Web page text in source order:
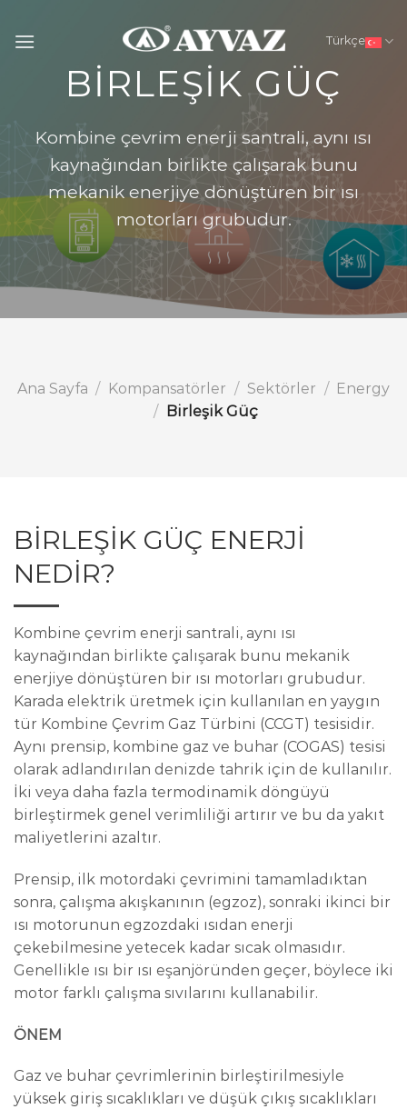
Türkçe
BİRLEŞİK GÜÇ
Kombine çevrim enerji santrali, aynı ısı
kaynağından birlikte çalışarak bunu
mekanik enerjiye dönüştüren bir ısı
motorları grubudur.
Ana Sayfa / Kompansatörler / Sektörler / Energy
/ Birleşik Güç
BİRLEŞİK GÜÇ ENERJİ
NEDİR?
Kombine çevrim enerji santrali, aynı ısı
kaynağından birlikte çalışarak bunu mekanik
enerjiye dönüştüren bir ısı motorları grubudur.
Karada elektrik üretmek için kullanılan en yaygın
tür Kombine Çevrim Gaz Türbini (CCGT) tesisidir.
Aynı prensip, kombine gaz ve buhar (COGAS) tesisi
olarak adlandırılan denizde tahrik için de kullanılır.
İki veya daha fazla termodinamik döngüyü
birleştirmek genel verimliliği artırır ve bu da yakıt
maliyetlerini azaltır.
Prensip, ilk motordaki çevrimini tamamladıktan
sonra, çalışma akışkanının (egzoz), sonraki ikinci bir
ısı motorunun egzozdaki ısıdan enerji
çekebilmesine yetecek kadar sıcak olmasıdır.
Genellikle ısı bir ısı eşanjöründen geçer, böylece iki
motor farklı çalışma sıvılarını kullanabilir.
ÖNEM
Gaz ve buhar çevrimlerinin birleştirilmesiyle
yüksek giriş sıcaklıkları ve düşük çıkış sıcaklıkları